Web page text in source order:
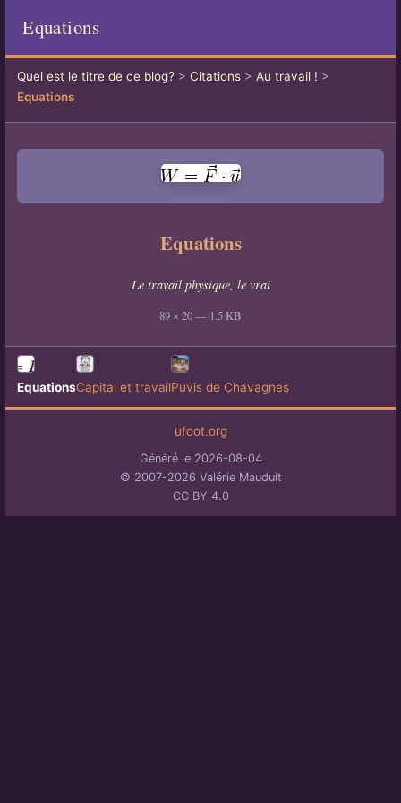
Equations
Quel est le titre de ce blog?> Citations> Au travail ! >
Equations
Equations
Le travail physique, le vrai
89 × 20 — 1.5 KB
EquationsCapital et travailPuvis de Chavagnes
ufoot.org
Généré le 2026-08-04
© 2007-2026 Valérie Mauduit
CC BY 4.0